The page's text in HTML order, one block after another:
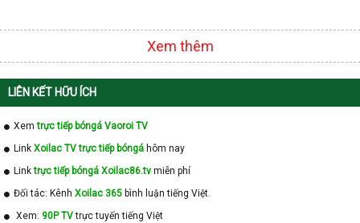
Xem thêm
LIÊN KẾT HỮU ÍCH
Xemtrực tiếp bóngá Vaoroi TV
Link Xoilac TV trực tiếp bóngá hôm nay
Linktrực tiếp bóngá Xoilac86.tv miễn phí
Đối tác: Kênh Xoilac 365 bình luận tiếng Việt.
Xem: 90P TVtrực tuyến tiếng Việt